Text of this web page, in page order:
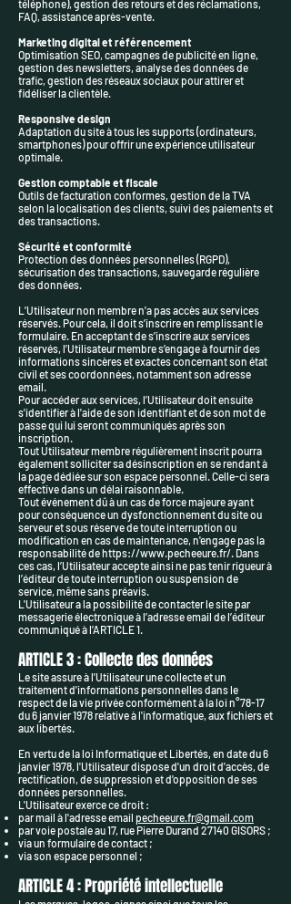
téléphone), gestion des retours et des réclamations,
FAQ, assistance après-vente.
Marketing digital et référencement
Optimisation SEO, campagnes de publicité en ligne,
gestion des newsletters, analyse des données de
trafic, gestion des réseaux sociaux pour attirer et
fidéliser la clientèle.
Responsive design
Adaptation du site à tous les supports (ordinateurs,
smartphones) pour offrir une expérience utilisateur
optimale.
Gestion comptable et fiscale
Outils de facturation conformes, gestion de la TVA
selon la localisation des clients, suivi des paiements et
des transactions.
Sécurité et conformité
Protection des données personnelles (RGPD),
sécurisation des transactions, sauvegarde régulière
des données.
L’Utilisateur non membre n'a pas accès aux services
réservés. Pour cela, il doit s’inscrire en remplissant le
formulaire. En acceptant de s’inscrire aux services
réservés, l’Utilisateur membre s’engage à fournir des
informations sincères et exactes concernant son état
civil et ses coordonnées, notamment son adresse
email.
Pour accéder aux services, l’Utilisateur doit ensuite
s'identifier à l'aide de son identifiant et de son mot de
passe qui lui seront communiqués après son
inscription.
Tout Utilisateur membre régulièrement inscrit pourra
également solliciter sa désinscription en se rendant à
la page dédiée sur son espace personnel. Celle-ci sera
effective dans un délai raisonnable.
Tout événement dû à un cas de force majeure ayant
pour conséquence un dysfonctionnement du site ou
serveur et sous réserve de toute interruption ou
modification en cas de maintenance, n'engage pas la
responsabilité dehttps://www.pecheeure.fr/. Dans
ces cas, l’Utilisateur accepte ainsi ne pas tenir rigueur à
l’éditeur de toute interruption ou suspension de
service, même sans préavis.
L'Utilisateur a la possibilité de contacter le site par
messagerie électronique à l’adresse email de l’éditeur
communiqué à l’ARTICLE 1.
ARTICLE 3 : Collecte des données
Le site assure à l'Utilisateur une collecte et un
traitement d'informations personnelles dans le
respect de la vie privée conformément à la loi n°78-17
du 6 janvier 1978 relative à l'informatique, aux fichiers et
aux libertés.
En vertu de la loi Informatique et Libertés, en date du 6
janvier 1978, l'Utilisateur dispose d'un droit d'accès, de
rectification, de suppression et d'opposition de ses
données personnelles.
L'Utilisateur exerce ce droit :
par mail à l'adresse email pecheeure.fr@gmail.com
par voie postale au 17, rue Pierre Durand 27140 GISORS ;
via un formulaire de contact ;
via son espace personnel ;
ARTICLE 4 : Propriété intellectuelle